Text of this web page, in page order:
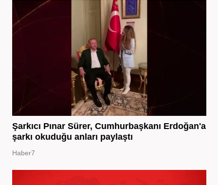
Şarkıcı Pınar Sürer, Cumhurbaşkanı Erdoğan'a
şarkı okuduğu anları paylaştı
Haber7